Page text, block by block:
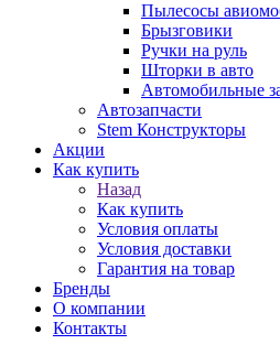
Пылесосы
Брызговики
Ручки на руль
Шторки в авто
Автомобильные
Автозапчасти
Stem Конструкторы
Акции
Как купить
Назад
Как купить
Условия оплаты
Условия доставки
Гарантия на товар
Бренды
О компании
Контакты